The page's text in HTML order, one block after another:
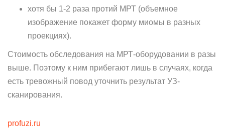
хотя бы 1-2 раза протий МРТ (объемное
изображение покажет форму миомы в разных
проекциях).
Стоимость обследования на МРТ-оборудовании в разы
выше. Поэтому к ним прибегают лишь в случаях, когда
есть тревожный повод уточнить результат УЗ-
сканирования.
profuzi.ru